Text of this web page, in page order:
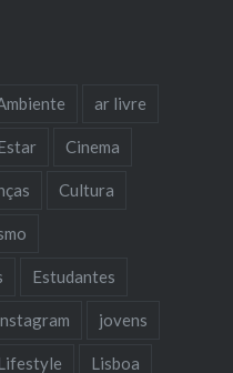
ar livre
Cinema
Cultura
Estudantes
jovens
Lisboa